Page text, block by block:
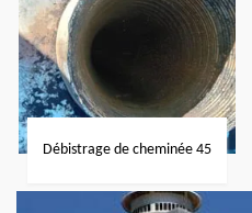
Débistrage de cheminée 45